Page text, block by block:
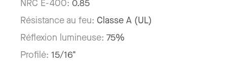
NRC E-400: 0.85
Résistance au feu: Classe A (UL)
Réflexion lumineuse: 75%
Profilé: 15/16"